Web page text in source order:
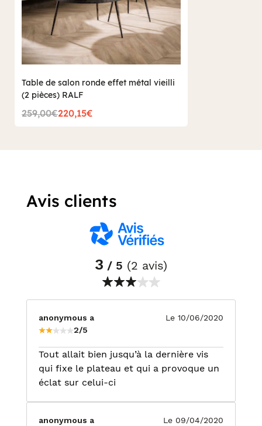
Table de salon ronde effet métal vieilli
(2 pièces) RALF
259,00€220,15€
Avis clients
3 / 5 (2 avis)
anonymous a
2/5
Le 10/06/2020
Tout allait bien jusqu’à la dernière vis
qui fixe le plateau et qui a provoque un
éclat sur celui-ci
anonymous a
Le 09/04/2020